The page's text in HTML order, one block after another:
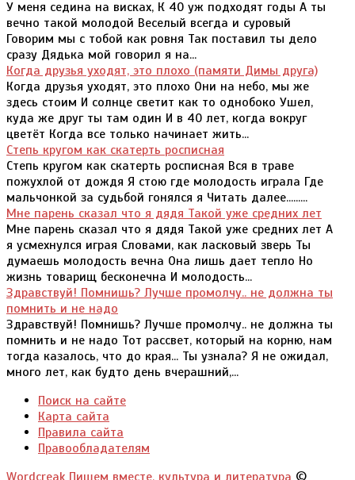
У меня седина на висках, К 40 уж подходят годы А ты
вечно такой молодой Веселый всегда и суровый
Говорим мы с тобой как ровня Так поставил ты дело
сразу Дядька мой говорил я на...
Когда друзья уходят, это плохо (памяти Димы друга)
Когда друзья уходят, это плохо Они на небо, мы же
здесь стоим И солнце светит как то однобоко Ушел,
куда же друг ты там один И в 40 лет, когда вокруг
цветёт Когда все только начинает жить...
Степь кругом как скатерть росписная
Степь кругом как скатерть росписная Вся в траве
пожухлой от дождя Я стою где молодость играла Где
мальчонкой за судьбой гонялся я Читать далее.........
Мне парень сказал что я дядя Такой уже средних лет
Мне парень сказал что я дядя Такой уже средних лет А
я усмехнулся играя Словами, как ласковый зверь Ты
думаешь молодость вечна Она лишь дает тепло Но
жизнь товарищ бесконечна И молодость...
Здравствуй! Помнишь? Лучше промолчу.. не должна ты
помнить и не надо
Здравствуй! Помнишь? Лучше промолчу.. не должна ты
помнить и не надо Тот рассвет, который на корню, нам
тогда казалось, что до края... Ты узнала? Я не ожидал,
много лет, как будто день вчерашний,...
Поиск на сайте
Карта сайта
Правила сайта
Правообладателям